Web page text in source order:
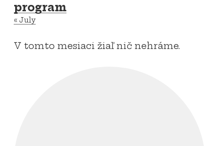
program
« July
V tomto mesiaci žiaľ nič nehráme.